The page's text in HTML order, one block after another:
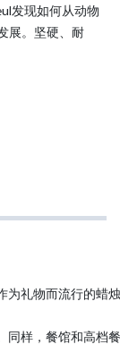
发现如何从动物
展。坚硬、耐
为礼物而流行的蜡
同样，餐馆和高档